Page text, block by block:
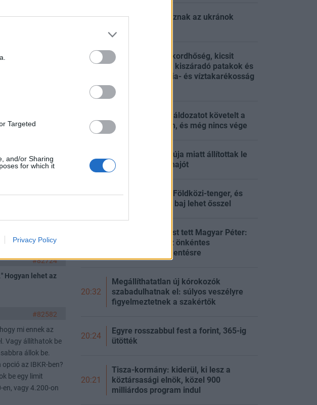
Targeted
and/or Sharing
for which it
Privacy Policy
kereskedtek a
milyen úton
legalizálni
külön kategória.
fűződik
#259587
aztán hirtelen
#82724
" Hogyan lehet az
#82582
mi ennek az
Vagy állíthatok be
állok be.
az IBKR-ben?
be egy limit
en, vagy 4.200-on
Kiderült, kiben bíznak az ukránok
Energiakrízis: rekordhőség, kicsit
magasabb Duna, kiszáradó patakok és
folytatódó energia- és víztakarékosság
országszerte
21:27
Már több tízezer áldozatot követelt a
hőség Európában, és még nincs vége
21:16
Halálos kór gyanúja miatt állítottak le
egy utasszállító hajót
21:10
Nagyon meleg a Földközi-tenger, és
ebből még óriási baj lehet ősszel
Fontos bejelentést tett Magyar Péter:
nincs szükség az önkéntes
fogyasztáscsökkentésre
20:32
Megállíthatatlan új kórokozók
szabadulhatnak el: súlyos veszélyre
figyelmeztetnek a szakértők
20:24
Egyre rosszabbul fest a forint, 365-ig
ütötték
20:21
Tisza-kormány: kiderül, ki lesz a
köztársasági elnök, közel 900
milliárdos program indul